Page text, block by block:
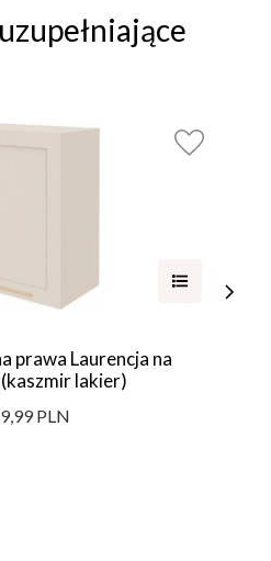
prawa Laurencja na
lakier)
PLN